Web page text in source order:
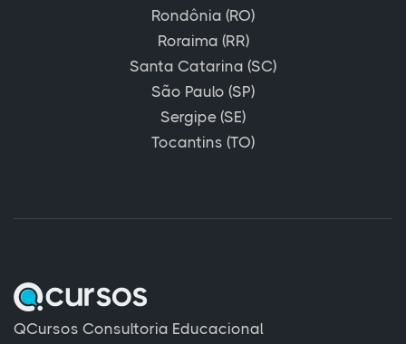
Rondônia (RO)
Roraima (RR)
Santa Catarina (SC)
São Paulo (SP)
Sergipe (SE)
Tocantins (TO)
QCursos Consultoria Educacional